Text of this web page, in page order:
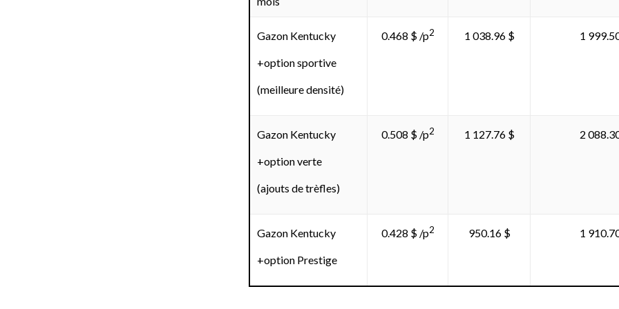
Gazon Kentucky
+option sportive
(meilleure densité)
0.468 $ /p2 1 038.96 $ 1
Gazon Kentucky
+option verte
(ajouts de trèfles)
0.508 $ /p2 1 127.76 $ 2
Gazon Kentucky
+option Prestige
0.428 $ /p2 950.16 $ 1